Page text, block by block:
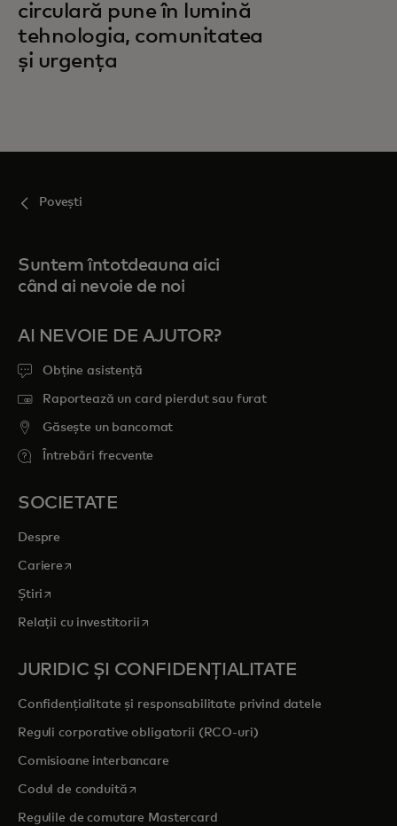
circulară pune în lumină
tehnologia, comunitatea
și urgența
Povești
Suntem întotdeauna aici
când ai nevoie de noi
AI NEVOIE DE AJUTOR?
Obține asistență
Raportează un card pierdut sau furat
Găsește un bancomat
Întrebări frecvente
SOCIETATE
Despre
Cariere opens in a new tab
Știri opens in a new tab
Relații cu investitoriiopens in a new tab
JURIDIC ȘI CONFIDENȚIALITATE
Confidențialitate și responsabilitate privind datele
Reguli corporative obligatorii (RCO-uri)
Comisioane interbancare
Codul de conduităopens in a new tab
Regulile de comutare Mastercard